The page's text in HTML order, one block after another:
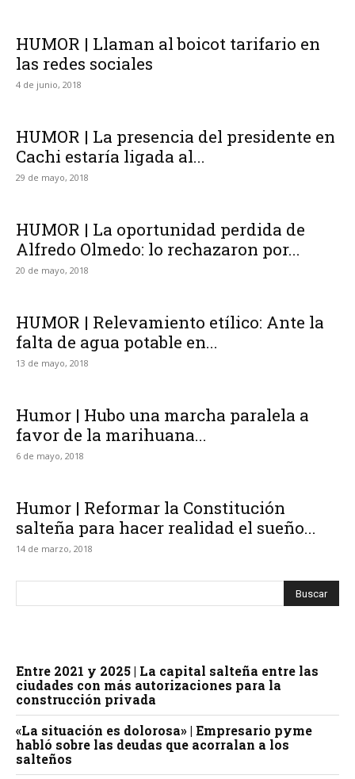
HUMOR | Llaman al boicot tarifario en
las redes sociales
4 de junio, 2018
HUMOR | La presencia del presidente en
Cachi estaría ligada al...
29 de mayo, 2018
HUMOR | La oportunidad perdida de
Alfredo Olmedo: lo rechazaron por...
20 de mayo, 2018
HUMOR | Relevamiento etílico: Ante la
falta de agua potable en...
13 de mayo, 2018
Humor | Hubo una marcha paralela a
favor de la marihuana...
6 de mayo, 2018
Humor | Reformar la Constitución
salteña para hacer realidad el sueño...
14 de marzo, 2018
Entre 2021 y 2025 | La capital salteña entre las
ciudades con más autorizaciones para la
construcción privada
«La situación es dolorosa» | Empresario pyme
habló sobre las deudas que acorralan a los
salteños